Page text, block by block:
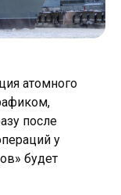
атомного
после
у
будет